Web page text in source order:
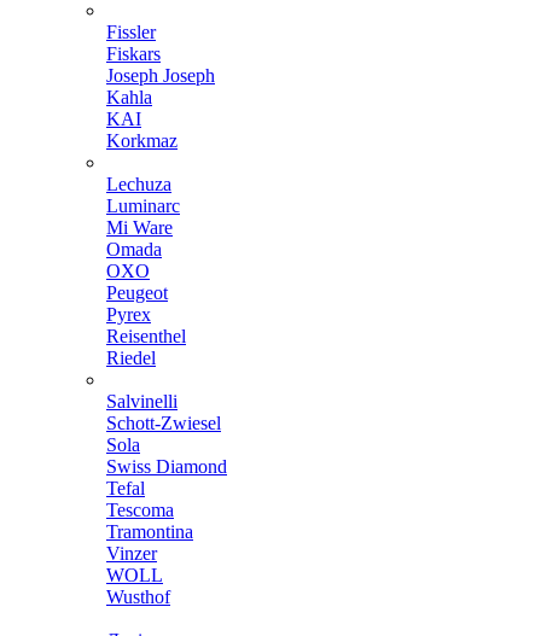
Fissler
Fiskars
Joseph Joseph
Kahla
KAI
Korkmaz
Lechuza
Luminarc
Mi Ware
Omada
OXO
Peugeot
Pyrex
Reisenthel
Riedel
Salvinelli
Schott-Zwiesel
Sola
Swiss Diamond
Tefal
Tescoma
Tramontina
Vinzer
WOLL
Wusthof